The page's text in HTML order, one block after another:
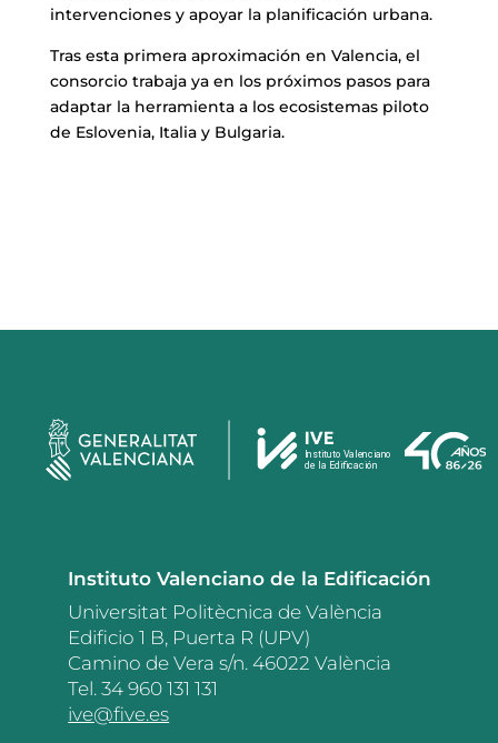
intervenciones y apoyar la planificación urbana.
Tras esta primera aproximación en Valencia, el
consorcio trabaja ya en los próximos pasos para
adaptar la herramienta a los ecosistemas piloto
de Eslovenia, Italia y Bulgaria.
Instituto Valenciano de la Edificación
Universitat Politècnica de València
Edificio 1 B, Puerta R (UPV)
Camino de Vera s/n. 46022 València
Tel. 34 960 131 131
ive@five.es